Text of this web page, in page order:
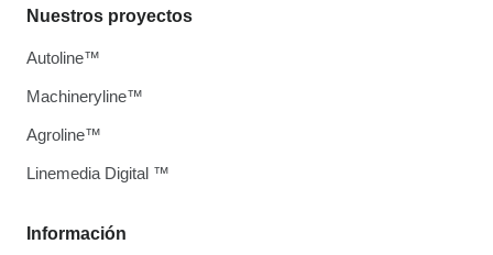
Información
Nuestros proyectos
Autoline™
Machineryline™
Agroline™
Linemedia Digital ™